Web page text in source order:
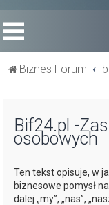
Biznes Forum
Bif24.pl -
osobowych
Ten tekst opisuje, w
biznesowe pomysł
dalej „my”, „nas”,